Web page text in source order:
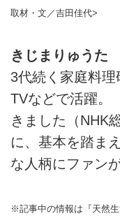
取材・文／吉田佳代>
きじまりゅうた
3代続く家庭料
TVなどで活躍。
きました（NHK
に、基本を踏ま
な人柄にファン
※記事中の情報は『天然